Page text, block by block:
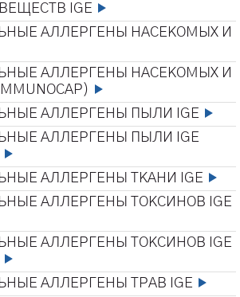
IGE
АЛЛЕРГЕНЫ НАСЕКОМЫХ И
АЛЛЕРГЕНЫ НАСЕКОМЫХ И
АЛЛЕРГЕНЫ ПЫЛИ IGE
АЛЛЕРГЕНЫ ПЫЛИ IGE
АЛЛЕРГЕНЫ ТКАНИ IGE
АЛЛЕРГЕНЫ ТОКСИНОВ IGE
АЛЛЕРГЕНЫ ТОКСИНОВ IGE
АЛЛЕРГЕНЫ ТРАВ IGE